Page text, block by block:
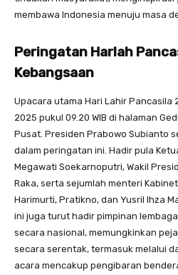
membawa Indonesia menuju masa
Peringatan Harlah
Kebangsaan
Upacara utama Hari Lahir Pancasila
2025 pukul 09.20 WIB di halaman
Pusat. Presiden Prabowo Subianto
dalam peringatan ini. Hadir pula
Megawati Soekarnoputri, Wakil
Raka, serta sejumlah menteri
Harimurti, Pratikno, dan Yusril Ihza
ini juga turut hadir pimpinan
secara nasional, memungkinkan
secara serentak, termasuk melalui
acara mencakup pengibaran